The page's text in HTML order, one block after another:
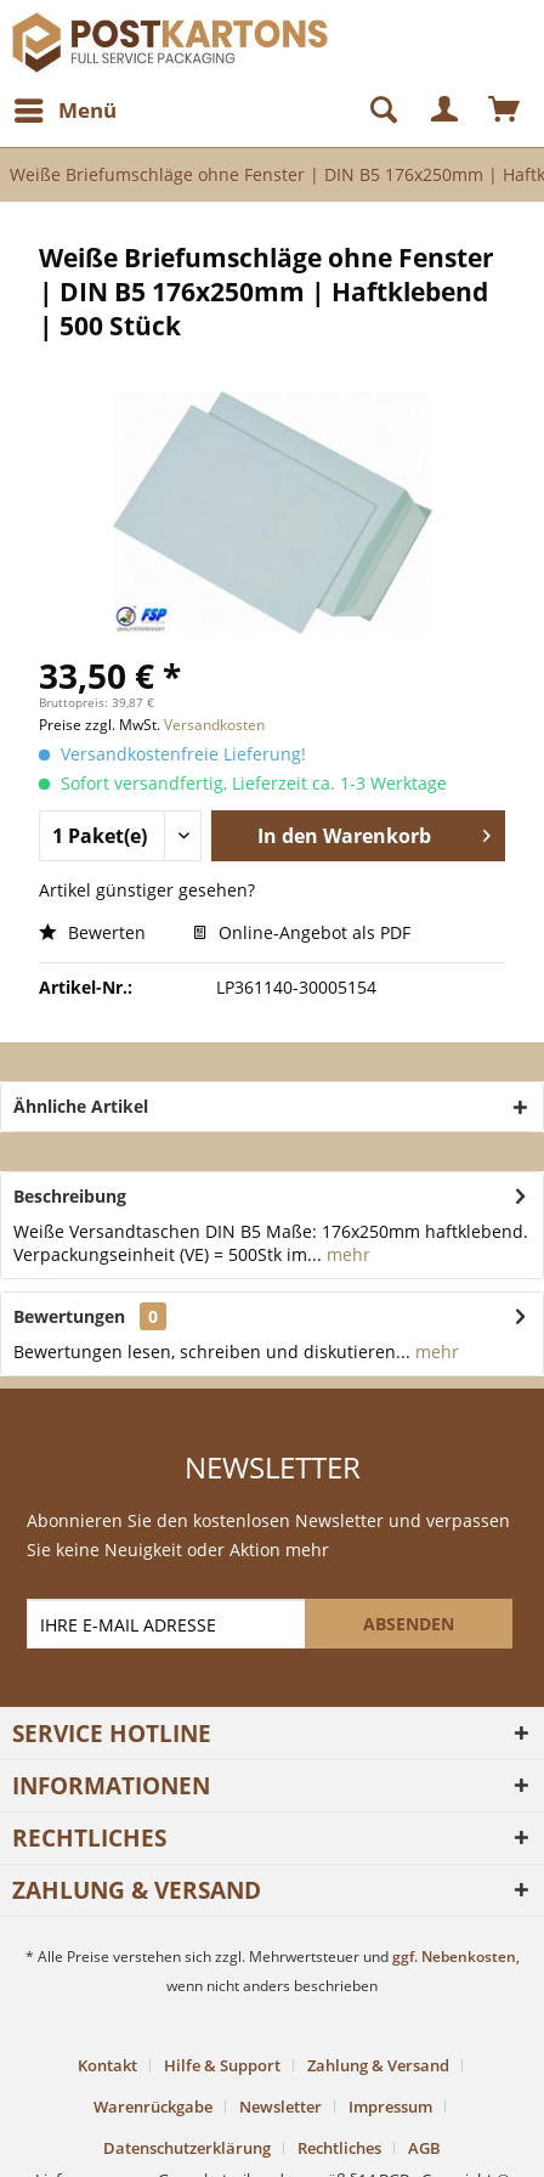
Menü
Weiße Briefumschläge ohne Fenster | DIN B5 176x250mm |
Weiße Briefumschläge ohne Fenster
| DIN B5 176x250mm | Haftklebend
| 500 Stück
33,50 € *
Bruttopreis: 39,87 €
Preise zzgl. MwSt.Versandkosten
Versandkostenfreie Lieferung!
Sofort versandfertig, Lieferzeit ca. 1-3 Werktage
In den Warenkorb
Artikel günstiger gesehen?
Bewerten
Online-Angebot als PDF
Artikel-Nr.: LP361140-30005154
Ähnliche Artikel
Beschreibung
Weiße Versandtaschen DIN B5 Maße: 176x250mm haftklebend.
Verpackungseinheit (VE) = 500Stk im... mehr
Bewertungen
0
Bewertungen lesen, schreiben und diskutieren... mehr
NEWSLETTER
Abonnieren Sie den kostenlosen Newsletter und verpassen
Sie keine Neuigkeit oder Aktion mehr
ABSENDEN
SERVICE HOTLINE
INFORMATIONEN
RECHTLICHES
ZAHLUNG & VERSAND
* Alle Preise verstehen sich zzgl. Mehrwertsteuer undggf. Nebenkosten,
wenn nicht anders beschrieben
Kontakt Hilfe & Support
Zahlung & Versand
Warenrückgabe
Newsletter
Impressum
Datenschutzerklärung
Rechtliches
AGB